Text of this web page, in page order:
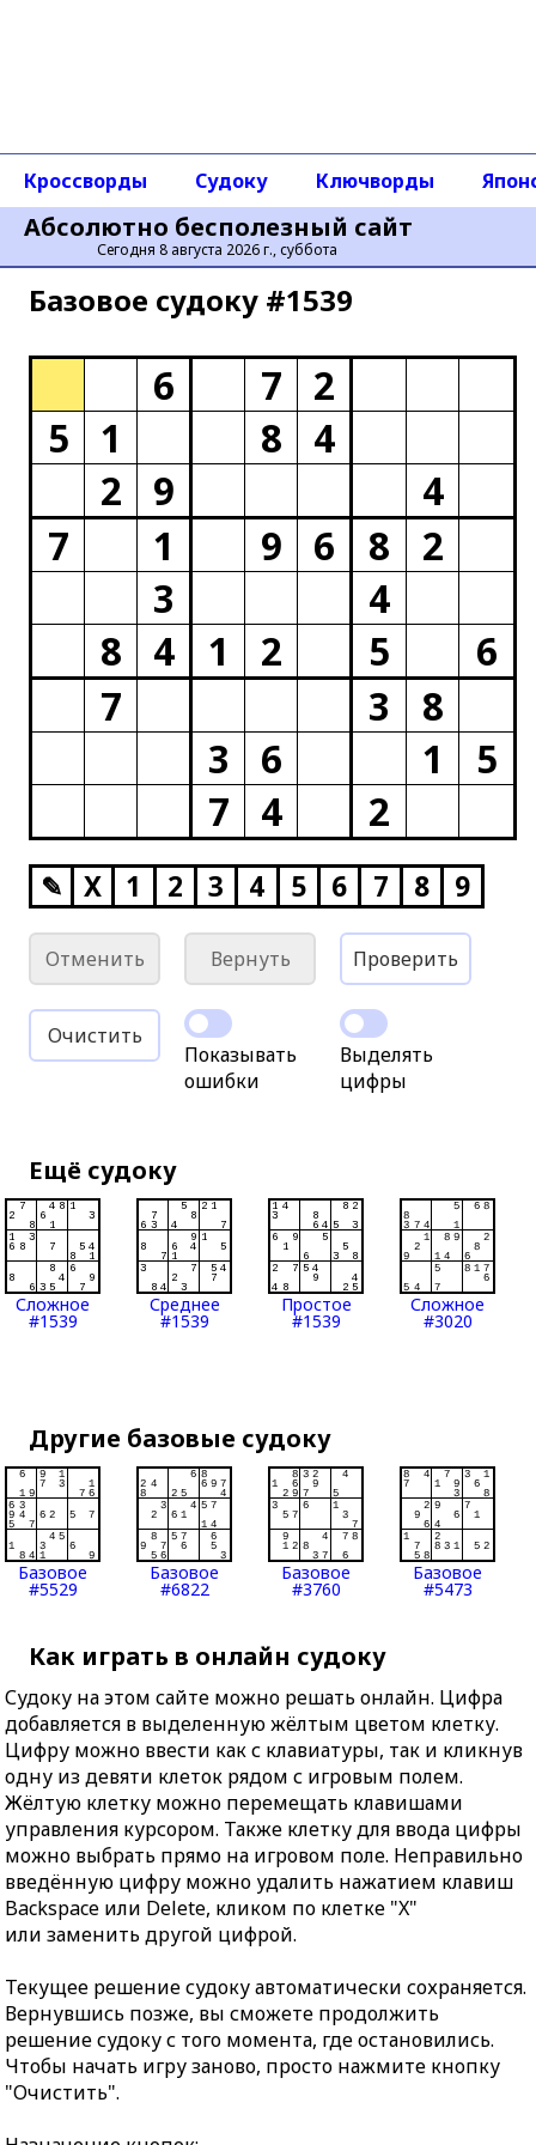
Абсолютно бесполезный сайт
Сегодня 8 августа 2026 г., суббота
Кроссворды Судоку Ключворды
Базовое cудоку #1539
6 7
2
5
1 8
4
2
9
4
7
1 9 6 8
2
3
4
8
4 1 2 5
6
7
3
8
3
6 1
5
7
4 2
✎ X 1 2 3 4 5 6 7 8 9
Отменить Вернуть Проверить
Очистить
Показывать
ошибки
Выделять
цифры
Ещё судоку
Сложное
#1539
Среднее
#1539
Простое
#1539
Сложное
#3020
Другие базовые судоку
Базовое
#5529
Базовое
#6822
Базовое
#3760
Базовое
#5473
Как играть в онлайн судоку
Судоку на этом сайте можно решать онлайн. Цифра
добавляется в выделенную жёлтым цветом клетку.
Цифру можно ввести как с клавиатуры, так и кликнув
одну из девяти клеток рядом с игровым полем.
Жёлтую клетку можно перемещать клавишами
управления курсором. Также клетку для ввода цифры
можно выбрать прямо на игровом поле. Неправильно
введённую цифру можно удалить нажатием клавиш
Backspace или Delete, кликом по клетке "X"
или заменить другой цифрой.
Текущее решение судоку автоматически сохраняется.
Вернувшись позже, вы сможете продолжить
решение судоку с того момента, где остановились.
Чтобы начать игру заново, просто нажмите кнопку
"Очистить".